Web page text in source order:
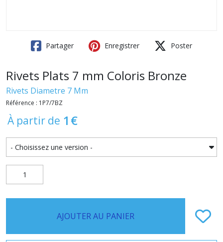
Partager Enregistrer Poster
Rivets Plats 7 mm Coloris Bronze
Rivets Diametre 7 Mm
Référence : 1P7/7BZ
À partir de 1 €
AJOUTER AU PANIER